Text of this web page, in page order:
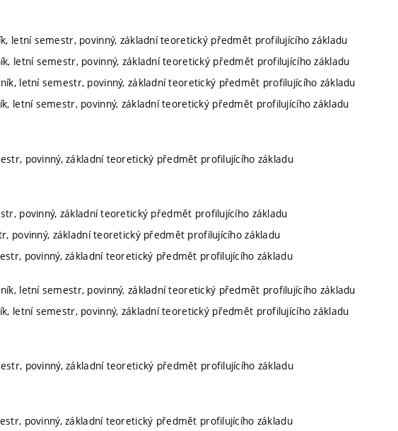
letní semestr, povinný, základní teoretický předmět profilujícího základu
letní semestr, povinný, základní teoretický předmět profilujícího základu
letní semestr, povinný, základní teoretický předmět profilujícího základu
letní semestr, povinný, základní teoretický předmět profilujícího základu
povinný, základní teoretický předmět profilujícího základu
povinný, základní teoretický předmět profilujícího základu
povinný, základní teoretický předmět profilujícího základu
povinný, základní teoretický předmět profilujícího základu
letní semestr, povinný, základní teoretický předmět profilujícího základu
letní semestr, povinný, základní teoretický předmět profilujícího základu
povinný, základní teoretický předmět profilujícího základu
povinný, základní teoretický předmět profilujícího základu